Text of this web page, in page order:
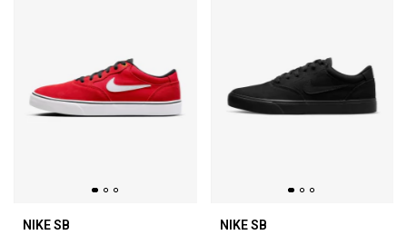
NIKE SB
NIKE SB